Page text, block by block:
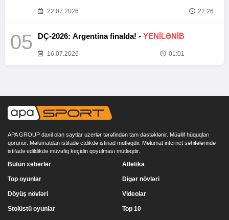
22.07.2026 22:26
05 DÇ-2026: Argentina finalda! - YENİLƏNİB
16.07.2026 01:01
APA GROUP daxil olan saytlar uzerlər tərəfindən tam dəstəklənir. Müəllif hüquqları
qorunur. Məlumatdan istifadə etdikdə istinad mütləqdir. Məlumat internet səhifələrində
istifadə edildikdə müvafiq keçidin qoyulması mütləqdir.
Bütün xəbərlər
Top oyunlar
Döyüş növləri
Stolüstü oyunlar
Atletika
Digər növləri
Videolar
Top 10